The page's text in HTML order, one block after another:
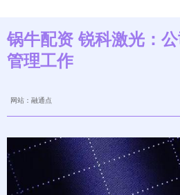
锅牛配资 锐科激光：
管理工作
网站：融通点